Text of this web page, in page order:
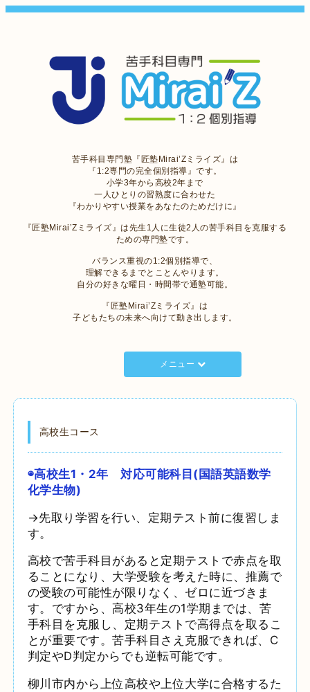
苦手科目専門塾『匠塾Mirai’Zミライズ』は
『1:2専門の完全個別指導』です。
小学3年から高校2年まで
一人ひとりの習熟度に合わせた
『わかりやすい授業をあなたのためだけに』
『匠塾Mirai’Zミライズ』は先生1人に生徒2人の苦手科目を克服する
ための専門塾です。
バランス重視の1:2個別指導で、
理解できるまでとことんやります。
自分の好きな曜日・時間帯で通塾可能。
『匠塾Mirai’Zミライズ』は
子どもたちの未来へ向けて動き出します。
メニュー
高校生コース
◉高校生1・2年 対応可能科目(国語英語数学
化学生物)
→先取り学習を行い、定期テスト前に復習しま
す。
高校で苦手科目があると定期テストで赤点を取
ることになり、大学受験を考えた時に、推薦で
の受験の可能性が限りなく、ゼロに近づきま
す。ですから、高校3年生の1学期までは、苦
手科目を克服し、定期テストで高得点を取るこ
とが重要です。苦手科目さえ克服できれば、C
判定やD判定からでも逆転可能です。
柳川市内から上位高校や上位大学に合格するた